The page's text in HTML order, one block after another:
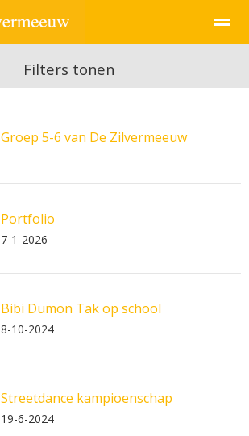
Filters tonen
Groep 5-6 van De Zilvermeeuw
Portfolio
7-1-2026
Bibi Dumon Tak op school
8-10-2024
Streetdance kampioenschap
19-6-2024